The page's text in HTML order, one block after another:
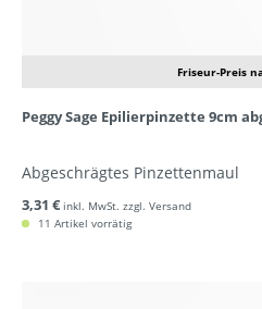
Friseur-Preis
Peggy Sage Epilierpinzette 9cm
Abgeschrägtes Pinzettenmaul
3,31 € inkl. MwSt. zzgl. Versand
11 Artikel vorrätig